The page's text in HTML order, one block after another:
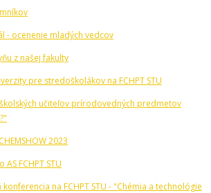
- ocenenie mladých vedcov
z našej fakulty
pre stredoškolákov na FCHPT STU
učiteľov prírodovedných predmetov
2023
FCHPT STU
na FCHPT STU - "Chémia a technológie